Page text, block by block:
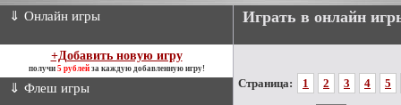
⇓ Онлайн игры
+Добавить новую игру
получи 5 рублейза каждую добавленную игру!
⇓ Флеш игры
Играть в онлайн
Страница: 1 2 3 4 5